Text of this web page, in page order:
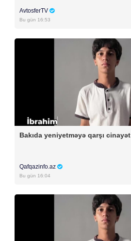
AvtosferTV
Bu gün 16:53
Bakıda yeniyetməyə qarşı cinayət
Qafqazinfo.az
Bu gün 16:04